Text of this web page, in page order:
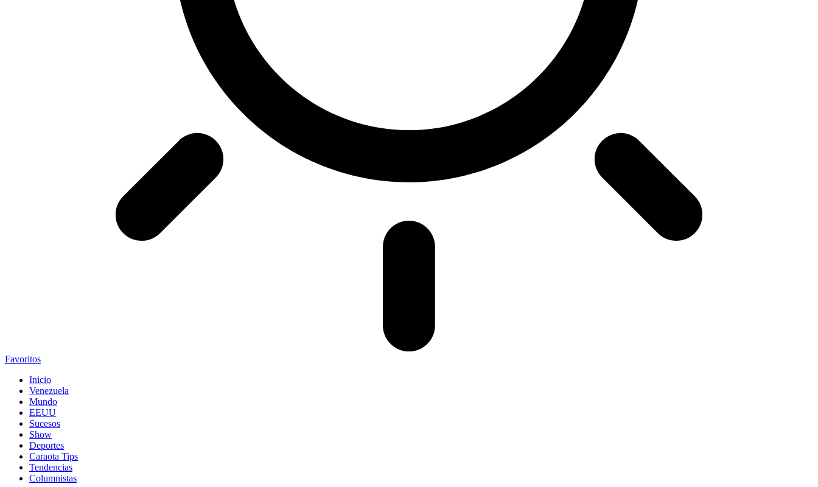
Favoritos
Inicio
Venezuela
Mundo
EEUU
Sucesos
Show
Deportes
Caraota Tips
Tendencias
Columnistas